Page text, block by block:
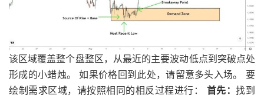
该区域覆盖整个盘整区，从最近的主要波动低点到突破点处
形成的小蜡烛。 如果价格回到此处，请留意多头入场。 要
绘制需求区域，请按照相同的相反过程进行： 首先：找到